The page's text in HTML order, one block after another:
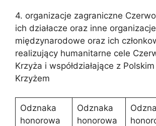
4. organizacje zagraniczne
ich działacze oraz inne
międzynarodowe oraz ich
realizujący humanitarne cele
Krzyża i współdziałające z
Krzyżem
Odznaka
honorowa
Odznaka
honorowa